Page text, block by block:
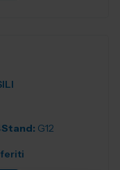
Stand: G12